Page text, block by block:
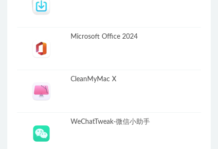
Microsoft Office 2024
CleanMyMac X
WeChatTweak-微信小助手